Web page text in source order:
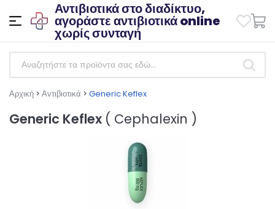
Αντιβιοτικά στο διαδίκτυο,
αγοράστε αντιβιοτικά online
χωρίς συνταγή
Αρχική > Αντιβιοτικά > Generic Keflex
Generic Keflex ( Cephalexin )